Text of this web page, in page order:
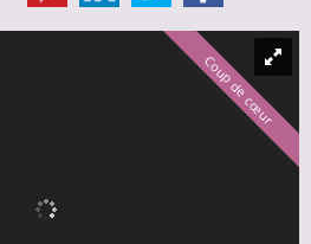
Coup de cœur